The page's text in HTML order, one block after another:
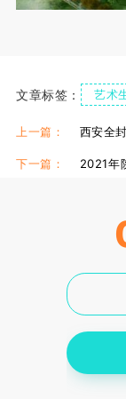
文章标签： 艺术
西安文化课集训班
上一篇： 西安全
下一篇： 2021年